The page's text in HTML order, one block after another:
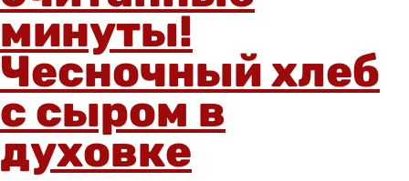
минуты!
Чесночный хлеб
с сыром в
духовке